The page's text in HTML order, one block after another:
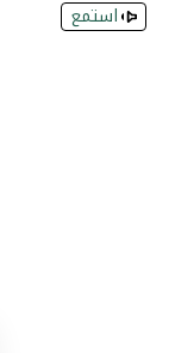
استمع